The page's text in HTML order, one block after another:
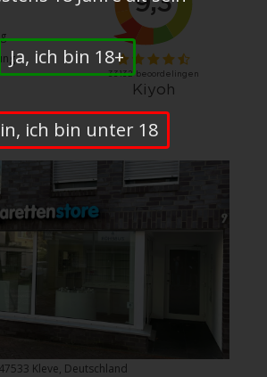
Kleve, Deutschland
Ja, ich bin 18+
ich bin unter 18